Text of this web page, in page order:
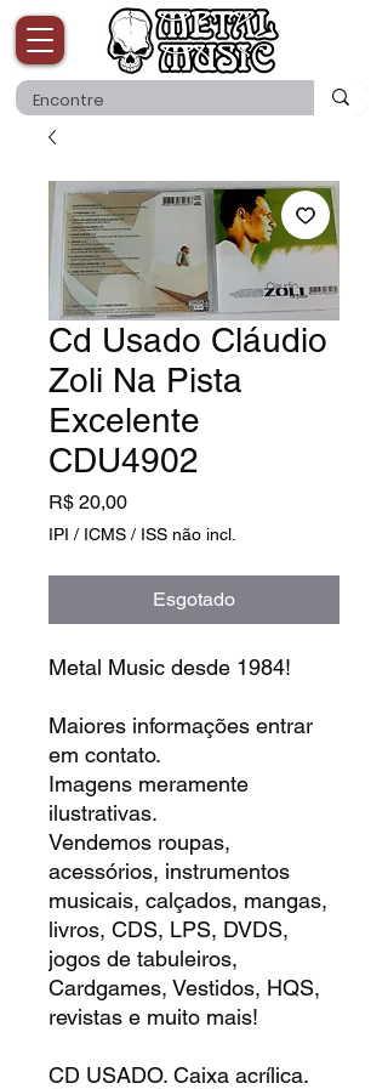
Cd Usado Cláudio
Zoli Na Pista
Excelente
CDU4902
R$ 20,00Preço
IPI / ICMS / ISS não incl.
Esgotado
Metal Music desde 1984!
Maiores informações entrar
em contato.
Imagens meramente
ilustrativas.
Vendemos roupas,
acessórios, instrumentos
musicais, calçados, mangas,
livros, CDS, LPS, DVDS,
jogos de tabuleiros,
Cardgames, Vestidos, HQS,
revistas e muito mais!
CD USADO. Caixa acrílica.